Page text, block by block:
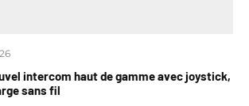
intercom haut de gamme avec joystick,
sans fil